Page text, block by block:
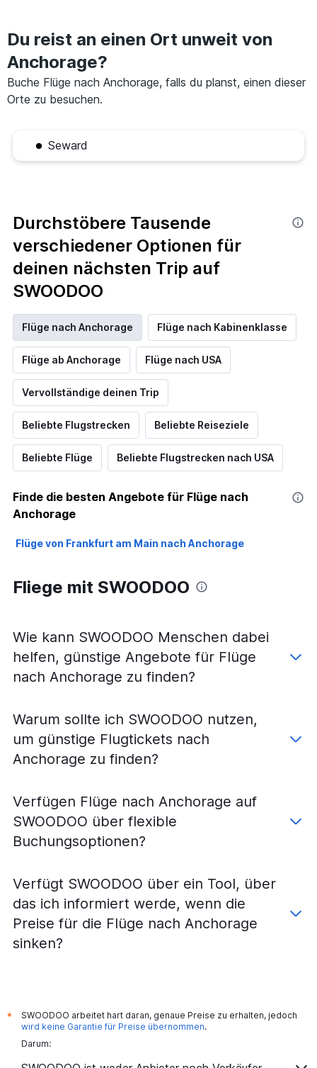
Du reist an einen Ort unweit von
Anchorage?
Buche Flüge nach Anchorage, falls du planst, einen dieser
Orte zu besuchen.
Seward
Durchstöbere Tausende
verschiedener Optionen für
deinen nächsten Trip auf
SWOODOO
Flüge nach Anchorage Flüge nach Kabinenklasse
Flüge ab Anchorage Flüge nach USA
Vervollständige deinen Trip
Beliebte Flugstrecken Beliebte Reiseziele
Beliebte Flüge Beliebte Flugstrecken nach USA
Finde die besten Angebote für Flüge nach
Anchorage
Flüge von Frankfurt am Main nach Anchorage
Fliege mit SWOODOO
Wie kann SWOODOO Menschen dabei
helfen, günstige Angebote für Flüge
nach Anchorage zu finden?
Warum sollte ich SWOODOO nutzen,
um günstige Flugtickets nach
Anchorage zu finden?
Verfügen Flüge nach Anchorage auf
SWOODOO über flexible
Buchungsoptionen?
Verfügt SWOODOO über ein Tool, über
das ich informiert werde, wenn die
Preise für die Flüge nach Anchorage
sinken?
*
SWOODOO arbeitet hart daran, genaue Preise zu erhalten, jedoch
wird keine Garantie für Preise übernommen.
Darum: